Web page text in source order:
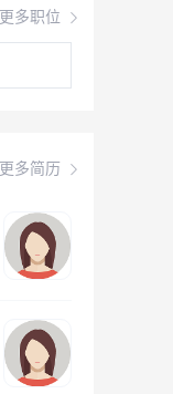
更多职位
更多简历